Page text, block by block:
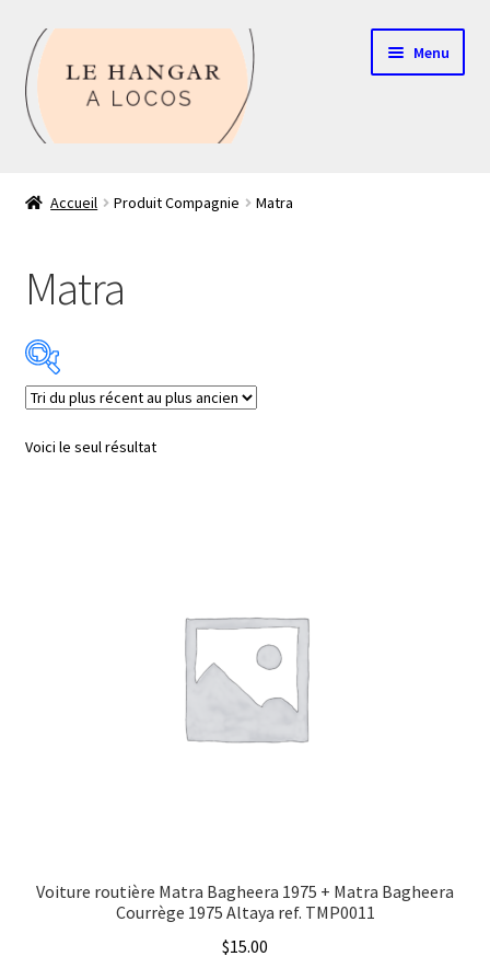
Aller
à
la
navigation
Aller
au
contenu
Menu
Mon compte
Echelle HO
Echelle N
Accueil Produit Compagnie Matra
Matra
Type de signal électrique
Voici le seul résultat
Voiture routière Matra Bagheera 1975 + Matra Bagheera
Courrège 1975 Altaya ref. TMP0011
$15.00